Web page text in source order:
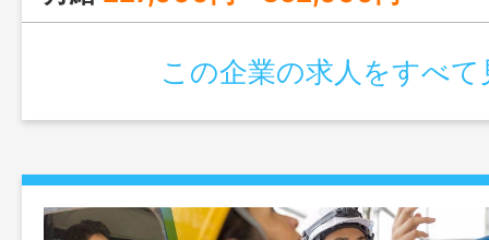
この企業の求人をすべて